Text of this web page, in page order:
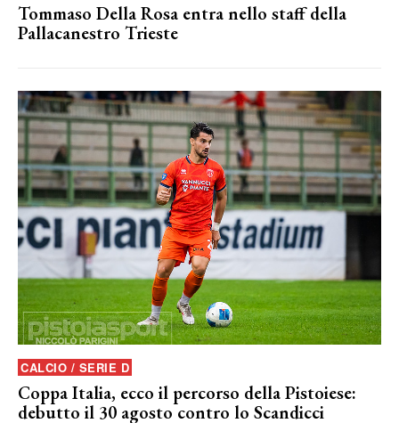
Tommaso Della Rosa entra nello staff della
Pallacanestro Trieste
CALCIO / SERIE D
Coppa Italia, ecco il percorso della Pistoiese:
debutto il 30 agosto contro lo Scandicci